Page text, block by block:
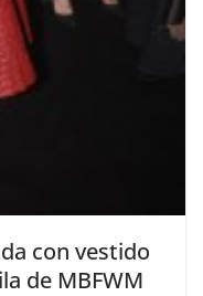
con vestido
de MBFWM